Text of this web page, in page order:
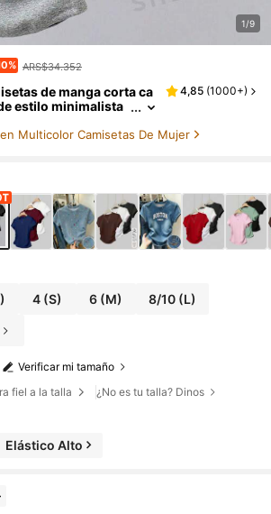
1/9
ARS$34.352
de manga corta ca
estilo minimalista
4,85 (1000+)
en Multicolor Camisetas De Mujer
4 (S) 6 (M) 8/10 (L)
Verificar mi tamaño
fiel a la talla ¿No es tu talla? Dinos
Elástico Alto